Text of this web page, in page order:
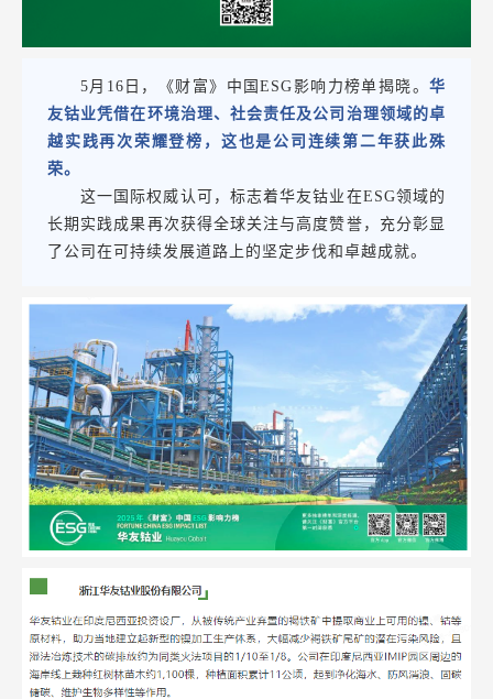
5月16日，《财富》中国ESG影响力榜单揭晓。 华
友钴业凭借在环境治理、社会责任及公司治理领域的卓
越实践再次荣耀登榜，这也是公司连续第二年获此殊
荣。
这一国际权威认可，标志着华友钴业在ESG领域的
长期实践成果再次获得全球关注与高度赞誉，充分彰显
了公司在可持续发展道路上的坚定步伐和卓越成就。